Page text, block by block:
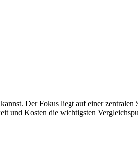
Der Fokus liegt auf einer zentralen
und Kosten die wichtigsten